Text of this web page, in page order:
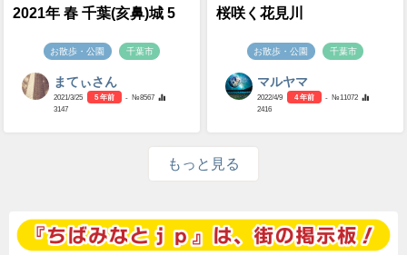
2021年 春 千葉(亥鼻)城 5
お散歩・公園 千葉市
まてぃさん
2021/3/25 5 年前
- №8567
3147
桜咲く花見川
お散歩・公園 千葉市
マルヤマ
2022/4/9 4 年前
- №11072
2416
もっと見る